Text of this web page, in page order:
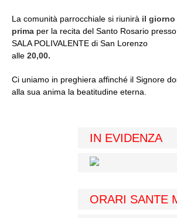
La comunità parrocchiale si riunirà il giorno
prima per la recita del Santo Rosario
SALA POLIVALENTE di San Lorenzo
alle 20,00.
Ci uniamo in preghiera affinché il Signore
alla sua anima la beatitudine eterna.
IN EVIDENZA
ORARI SANTE